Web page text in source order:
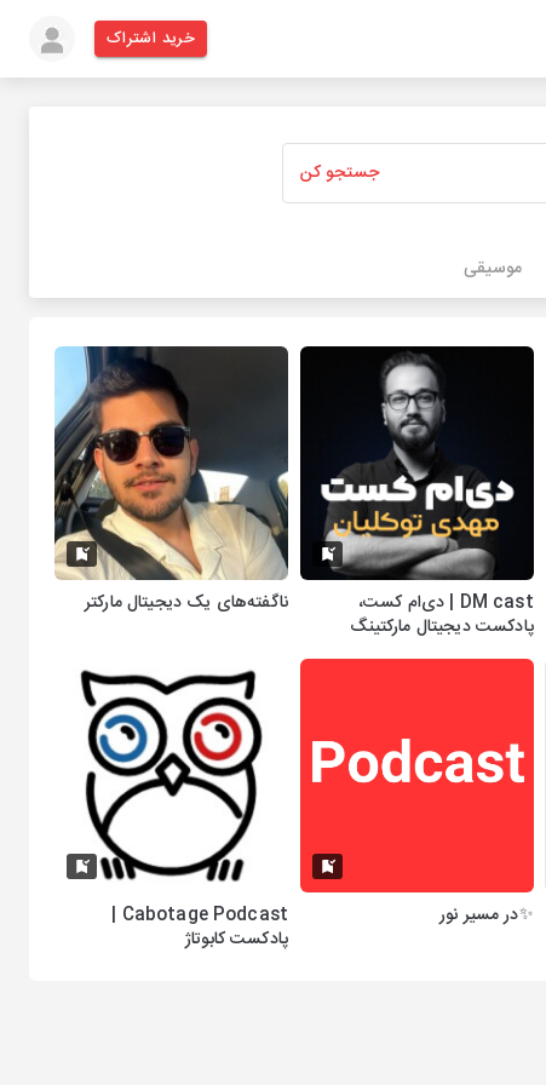
خرید اشتراک
جستجو کن
موسیقی
DM cast | دی‌ام کست،
پادکست دیجیتال مارکتینگ
ناگفته‌های یک دیجیتال مارکتر
✨در مسیر نور
Cabotage Podcast |
پادکست کابوتاژ